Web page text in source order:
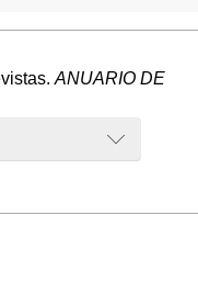
ANUARIO DE